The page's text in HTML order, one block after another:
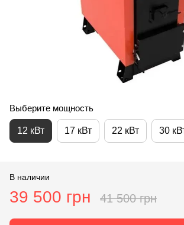
Выберите мощность
12 кВт 17 кВт 22 кВт 30
В наличии
39 500 грн 41 500 грн